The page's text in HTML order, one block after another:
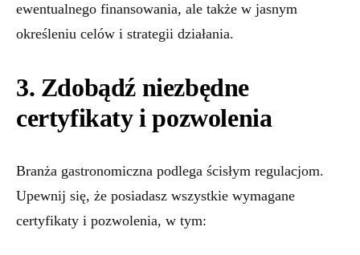
ewentualnego finansowania, ale także w jasnym
określeniu celów i strategii działania.
3. Zdobądź niezbędne
certyfikaty i pozwolenia
Branża gastronomiczna podlega ścisłym regulacjom.
Upewnij się, że posiadasz wszystkie wymagane
certyfikaty i pozwolenia, w tym: